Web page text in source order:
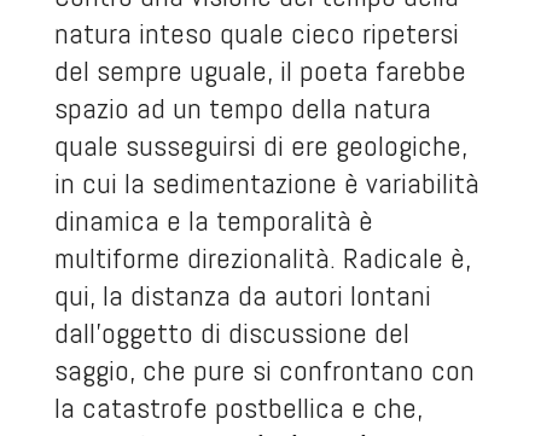
natura inteso quale cieco ripetersi
del sempre uguale, il poeta farebbe
spazio ad un tempo della natura
quale susseguirsi di ere geologiche,
in cui la sedimentazione è variabilità
dinamica e la temporalità è
multiforme direzionalità. Radicale è,
qui, la distanza da autori lontani
dall’oggetto di discussione del
saggio, che pure si confrontano con
la catastrofe postbellica e che,